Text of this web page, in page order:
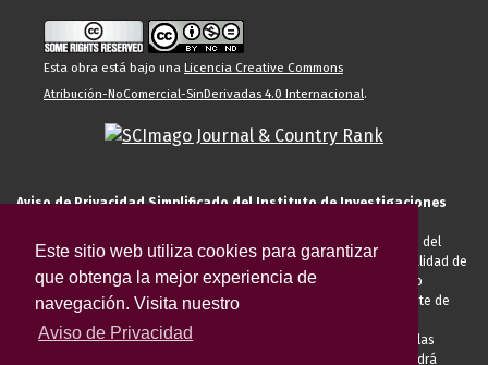
Este sitio web utiliza cookies para garantizar
que obtenga la mejor experiencia de
navegación. Visita nuestro
Aviso de Privacidad
Esta obra está bajo una Licencia Creative Commons
Atribución-NoComercial-SinDerivadas 4.0 Internacional.
Aviso de Privacidad Simplificado del Instituto de Investigaciones
El Instituto de Investigaciones Estéticas de la UNAM, es responsable del
tratamiento de sus datos personales para el registro de usted en calidad de
alumno, docente, personal de la entidad académica, conferencista o
invitado externo (nacional o extranjero), visitante, proveedor o cliente de
anteriormente descritas u otras aquellas exigidas legalmente o por las
autoridades competentes podrá transferir sus datos personales. Podrá